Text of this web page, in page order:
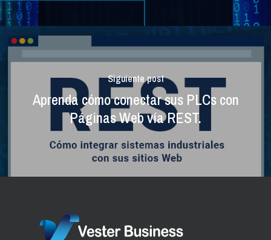
Siguiente post
Aprenda cómo conectar sus PLCs con
Páginas Web vía REST.